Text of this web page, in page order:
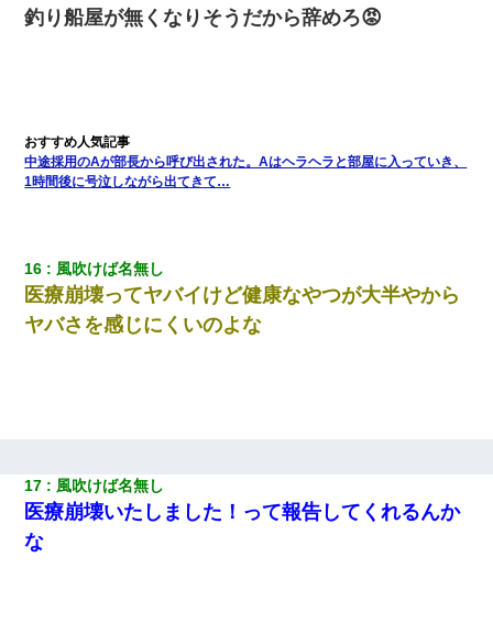
隣の部屋の住民の母親、オートロックを突破してマンションに入
り込んできたみたいで、ずっとドアの前で喚いてて滅茶苦茶うる
さかった。
男「ウワキ女！」
彼女(37)の情欲がえげつない件ｗｗｗｗｗｗｗ
旦那の元嫁「離婚したとはいえ、私が本来の妻。許可なく結婚す
るなんてどういう神経してるの？離婚届を記入して持って来い」
→笑いが止まらなくなり・・・
釣り船屋が無くなりそうだから辞めろ😡
中途採用のAが部長から呼び出された。Aはヘラヘラと部屋に入っていき、
1時間後に号泣しながら出てきて…
16 風吹けば名無し
医療崩壊ってヤバイけど健康なやつが大半やから
ヤバさを感じにくいのよな
17 風吹けば名無し
医療崩壊いたしました！って報告してくれるんか
な